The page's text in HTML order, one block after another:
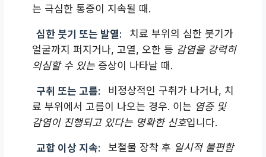
는 극심한 통증이 지속될 때.
심한 붓기 또는 발열:
치료 부위의 심한 붓기가
얼굴까지 퍼지거나, 고열, 오한 등 감염을 강력히
의심할 수 있는증상이 나타날 때.
구취 또는 고름:
비정상적인 구취가 나거나, 치
료 부위에서 고름이 나오는 경우. 이는 염증 및
감염이 진행되고 있다는 명확한 신호입니다.
교합 이상 지속: 보철물 장착 후 일시적 불편함